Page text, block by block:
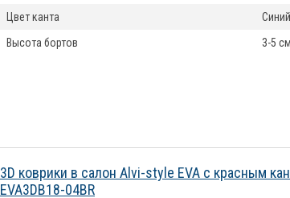
Цвет канта
Синий
Высота бортов
3-5 см
3D коврики в салон Alvi-style EVA с красным
EVA3DB18-04BR